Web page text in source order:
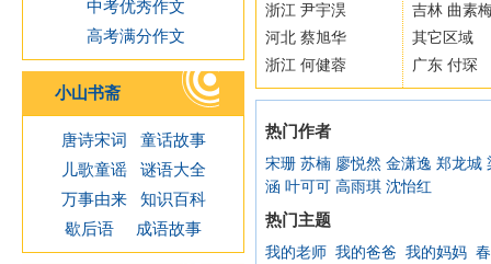
中考优秀作文
高考满分作文
小山书斋
唐诗宋词
童话故事
儿歌童谣
谜语大全
万事由来
知识百科
歇后语
成语故事
浙江 尹宇淏
河北 蔡旭华
浙江 何健蓉
吉林 曲素
其它区域
广东 付琛
热门作者
宋珊 苏楠 廖悦然 金潇逸 郑龙城
涵 叶可可 高雨琪 沈怡红
热门主题
我的老师 我的爸爸 我的妈妈